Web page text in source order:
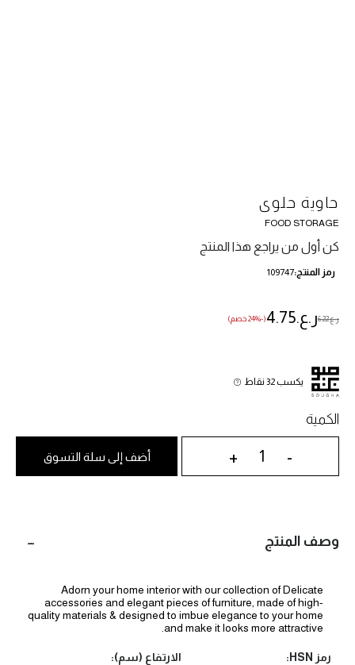
حاوية حلوى
FOOD STORAGE
كن أول من يراجع هذا المنتج
رمز المنتج 109747
ر.ع.‏4.75 (-24% خصم) ر.ع.‏6.22
الكمية
-
+ أضف إلى سلة التسوق
يكسب 32 نقاط
وصف المنتج
Adorn your home interior with our collection of Delicate
accessories and elegant pieces of furniture, made of high-
quality materials & designed to imbue elegance to your home
and make it looks more attractive.
رمز HSN: الارتفاع (سم):